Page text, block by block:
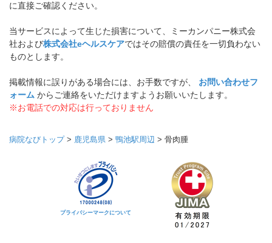
に直接ご確認ください。
当サービスによって生じた損害について、ミーカンパニー株式会
社および株式会社eヘルスケアではその賠償の責任を一切負わない
ものとします。
掲載情報に誤りがある場合には、お手数ですが、 お問い合わせフ
ォーム からご連絡をいただけますようお願いいたします。
※お電話での対応は行っておりません
病院なびトップ> 鹿児島県 > 鴨池駅周辺 > 骨肉腫
プライバシーマークについて